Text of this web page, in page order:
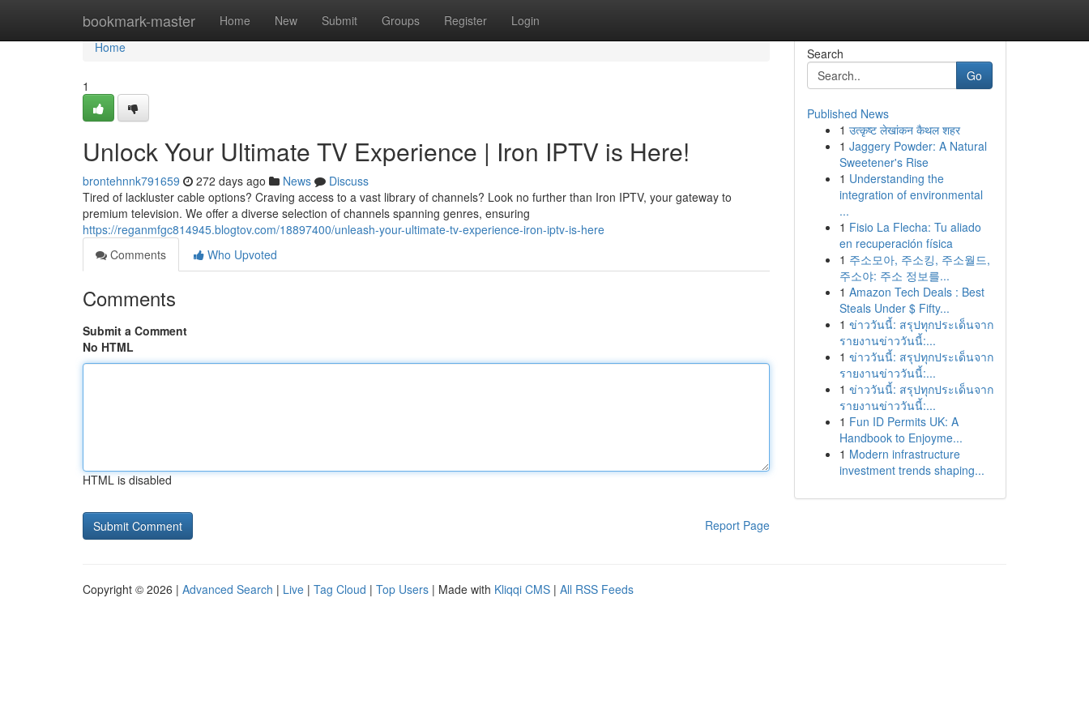
bookmark-master Home New Submit Groups Register Login
Home
Home
1
Unlock Your Ultimate TV Experience | Iron IPTV is Here!
brontehnnk791659 272 days ago News
Discuss
Tired of lackluster cable options? Craving access to a vast library of channels? Look no further than Iron IPTV, your gateway to
premium television. We offer a diverse selection of channels spanning genres, ensuring
https://reganmfgc814945.blogtov.com/18897400/unleash-your-ultimate-tv-experience-iron-iptv-is-here
Comments
Who Upvoted
Comments
Submit a Comment
No HTML
HTML is disabled
Report Page
Search
Go
Published News
1 उत्कृष्ट लेखांकन कैथल शहर
1 Jaggery Powder: A Natural
Sweetener's Rise
1 Understanding the
integration of environmental
...
1 Fisio La Flecha: Tu aliado
en recuperación física
1 주소모아, 주소킹, 주소월드,
주소야: 주소 정보를...
1 Amazon Tech Deals : Best
Steals Under $ Fifty...
1 ข่าววันนี้: สรุปทุกประเด็นจาก
รายงานข่าววันนี้:...
1 ข่าววันนี้: สรุปทุกประเด็นจาก
รายงานข่าววันนี้:...
1 ข่าววันนี้: สรุปทุกประเด็นจาก
รายงานข่าววันนี้:...
1 Fun ID Permits UK: A
Handbook to Enjoyme...
1 Modern infrastructure
investment trends shaping...
Copyright © 2026 | Advanced Search | Live | Tag Cloud | Top Users | Made with Kliqqi CMS | All RSS Feeds